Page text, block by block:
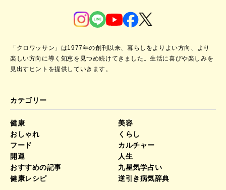
「クロワッサン」は1977年の創刊以来、暮らしをよりよい方向、より
楽しい方向に導く知恵を見つめ続けてきました。生活に喜びや楽しみを
見出すヒントを提供していきます。
カテゴリー
健康
美容
おしゃれ
くらし
フード
カルチャー
開運
人生
おすすめの記事
九星気学占い
健康レシピ
逆引き病気辞典